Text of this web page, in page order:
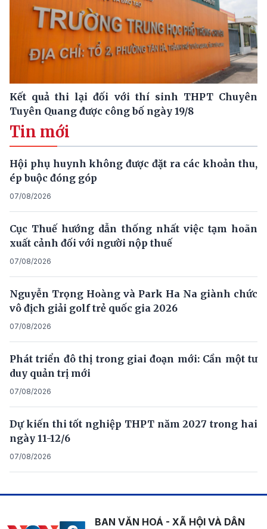
Kết quả thi lại đối với thí sinh THPT Chuyên
Tuyên Quang được công bố ngày 19/8
Tin mới
Hội phụ huynh không được đặt ra các khoản thu,
ép buộc đóng góp
07/08/2026
Cục Thuế hướng dẫn thống nhất việc tạm hoãn
xuất cảnh đối với người nộp thuế
07/08/2026
Nguyễn Trọng Hoàng và Park Ha Na giành chức
vô địch giải golf trẻ quốc gia 2026
07/08/2026
Phát triển đô thị trong giai đoạn mới: Cần một tư
duy quản trị mới
07/08/2026
Dự kiến thi tốt nghiệp THPT năm 2027 trong hai
ngày 11-12/6
07/08/2026
BAN VĂN HOÁ - XÃ HỘI VÀ DÂN